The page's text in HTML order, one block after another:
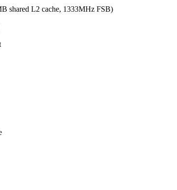
shared L2 cache, 1333MHz FSB)